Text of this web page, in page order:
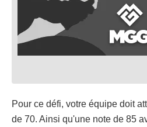
Pour ce défi, votre équipe doit
de 70. Ainsi qu'une note de 85